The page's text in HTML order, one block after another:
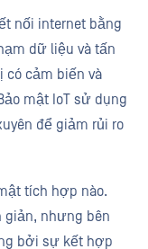
nối internet bằng
dữ liệu và tấn
có cảm biến và
mật IoT sử dụng
để giảm rủi ro
tích hợp nào.
giản, nhưng bên
bởi sự kết hợp